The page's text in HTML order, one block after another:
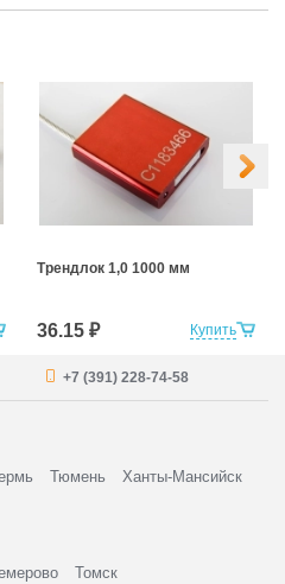
Купить
Трендлок 1,0 1000 мм
36.15 ₽
+7 (391) 228-74-58
Тюмень Ханты-Мансийск
Томск